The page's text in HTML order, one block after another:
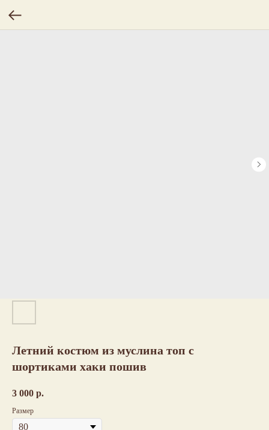
Летний костюм из муслина топ с
шортиками хаки пошив
3 000 р.
Размер